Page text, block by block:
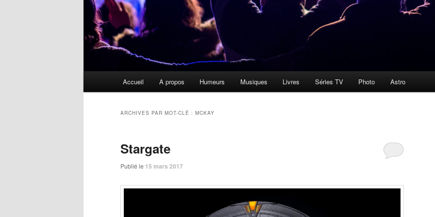
Accueil A propos Humeurs Musiques Livres Séries TV Photo Astro
ARCHIVES PAR MOT-CLÉ : MCKAY
Stargate
Publié le 15 mars 2017